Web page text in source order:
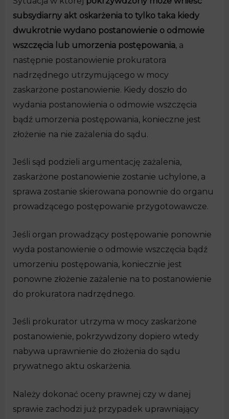
subsydiarny akt oskarżenia to tylko taka kiedy
dwukrotnie wydano postanowienie o odmowie
wszczęcia lub umorzenia postępowania, a
następnie postanowienie prokuratora
nadrzędnego utrzymującego w mocy
zaskarżone postanowienie. Kiedy doszło do
wydania postanowienia o odmowie wszczęcia
bądź umorzenia postępowania, konieczne jest
złożenie na nie zażalenia do sądu.
Jeśli sąd podzieli argumentację zażalenia,
zaskarżone postanowienie zostanie uchylone, a
sprawa zostanie skierowana ponownie do organu
prowadzącego postępowanie przygotowawcze.
Jeśli organ prowadzący postępowanie ponownie
wyda postanowienie o odmowie wszczęcia bądź
umorzeniu postępowania, koniecznie jest
ponowne złożenie zażalenie na to postanowienie
do prokuratora nadrzędnego.
Jeśli prokurator utrzyma w mocy zaskarżone
postanowienie, pokrzywdzony dopiero wtedy
nabywa uprawnienie do złożenia do sądu
prywatnego aktu oskarżenia.
Należy dokonać oceny prawnej czy w danej
sprawie zachodzi już przypadek uprawniający